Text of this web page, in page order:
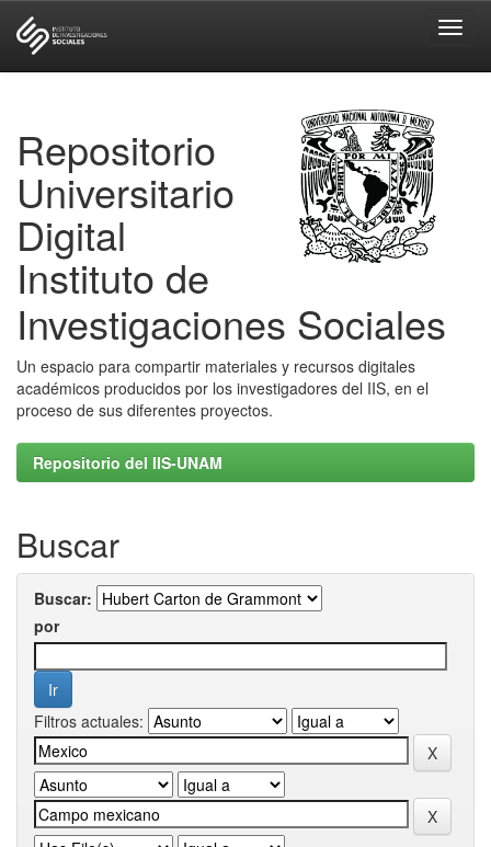
Repositorio
Universitario
Digital
Instituto de
Investigaciones Sociales
Un espacio para compartir materiales y recursos digitales
académicos producidos por los investigadores del IIS, en el
proceso de sus diferentes proyectos.
Repositorio del IIS-UNAM
Buscar
Buscar:
por
Filtros actuales: